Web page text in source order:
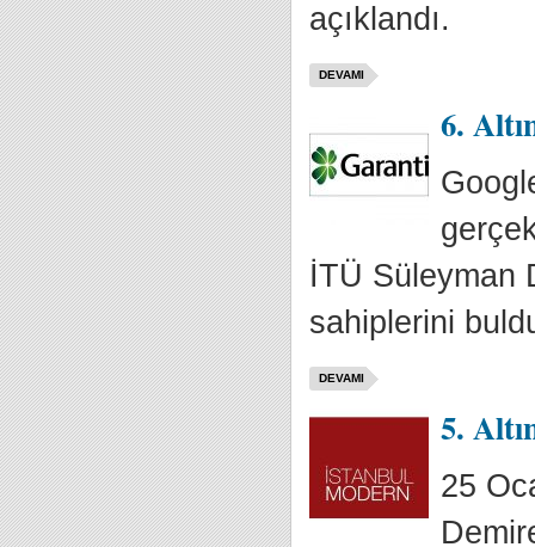
açıklandı.
DEVAMI
6.
İTÜ Süleyman
sahiplerini
DEVAMI
5.
25